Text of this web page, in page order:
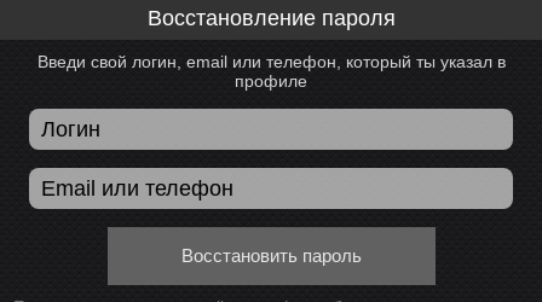
Восстановление пароля
Введи свой логин, email или телефон, который ты указал в
профиле
Восстановить пароль